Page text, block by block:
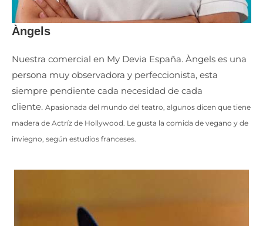
Àngels
Nuestra comercial en My Devia España. Àngels es una
persona muy observadora y perfeccionista, esta
siempre pendiente cada necesidad de cada
cliente. Apasionada del mundo del teatro, algunos dicen que tiene
madera de Actríz de Hollywood. Le gusta la comida de vegano y de
inviegno, según estudios franceses.